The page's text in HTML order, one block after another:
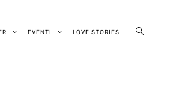
EVENTI LOVE STORIES